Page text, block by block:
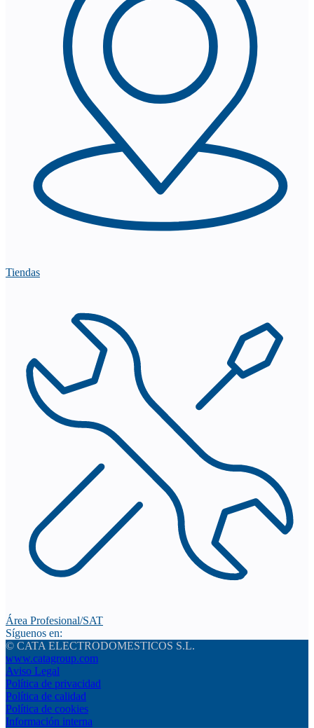
Tiendas
Área Profesional/SAT
Síguenos en:
© CATA ELECTRODOMESTICOS S.L.
www.catagroup.com
Aviso Legal
Política de privacidad
Política de calidad
Política de cookies
Información interna